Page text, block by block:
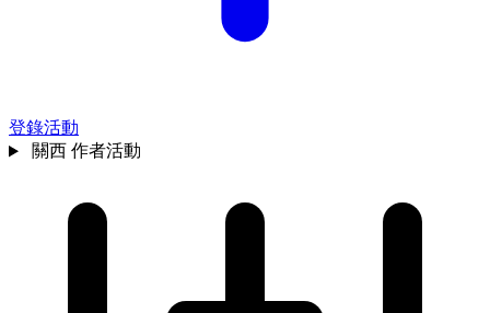
登錄活動
關西 作者活動